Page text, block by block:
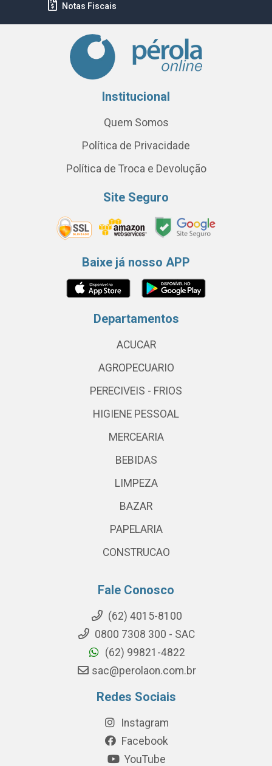
Notas Fiscais
Institucional
Quem Somos
Política de Privacidade
Política de Troca e Devolução
Site Seguro
Baixe já nosso APP
Departamentos
ACUCAR
AGROPECUARIO
PERECIVEIS - FRIOS
HIGIENE PESSOAL
MERCEARIA
BEBIDAS
LIMPEZA
BAZAR
PAPELARIA
CONSTRUCAO
Fale Conosco
(62) 4015-8100
0800 7308 300 - SAC
(62) 99821-4822
sac@perolaon.com.br
Redes Sociais
Instagram
Facebook
YouTube